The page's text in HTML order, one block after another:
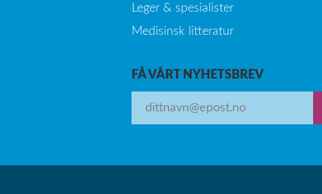
Leger & spesialister
Medisinsk litteratur
FÅ VÅRT NYHETSBREV